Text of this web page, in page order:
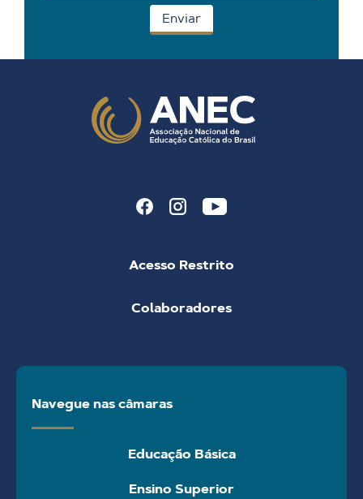
Acesso Restrito
Colaboradores
Navegue nas câmaras
Educação Básica
Ensino Superior